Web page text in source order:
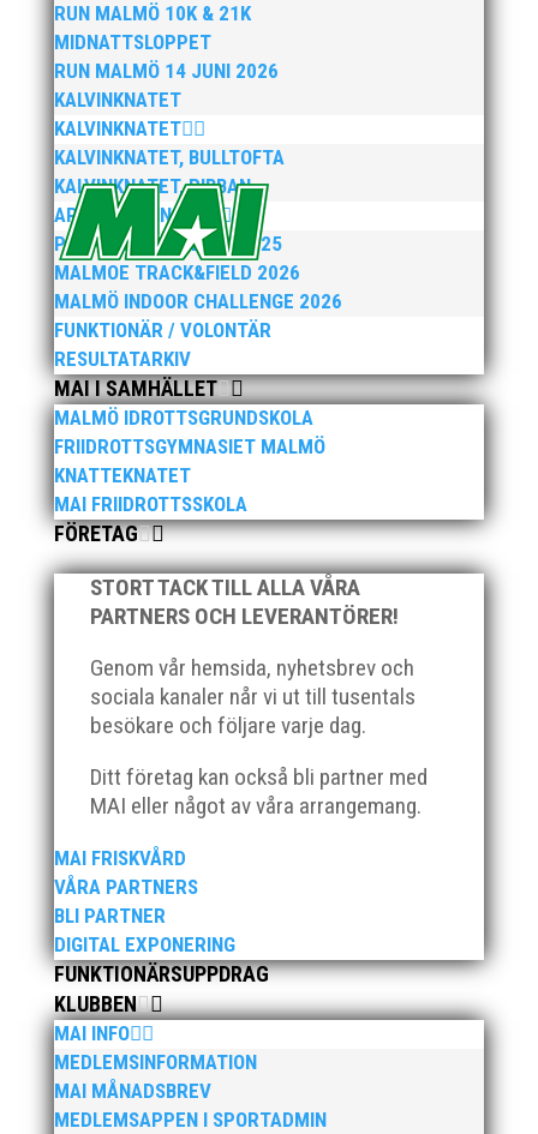
RUN MALMÖ 10K & 21K
MIDNATTSLOPPET
RUN MALMÖ 14 JUNI 2026
KALVINKNATET
KALVINKNATET
KALVINKNATET, BULLTOFTA
KALVINKNATET, RIBBAN
ARENATÄVLINGAR
PEPPARKAKSSPELEN 2025
MALMOE TRACK&FIELD 2026
MALMÖ INDOOR CHALLENGE 2026
FUNKTIONÄR / VOLONTÄR
RESULTATARKIV
MAI I SAMHÄLLET
MALMÖ IDROTTSGRUNDSKOLA
FRIIDROTTSGYMNASIET MALMÖ
KNATTEKNATET
MAI FRIIDROTTSSKOLA
FÖRETAG
STORT TACK TILL ALLA VÅRA
PARTNERS OCH LEVERANTÖRER!
Genom vår hemsida, nyhetsbrev och
sociala kanaler når vi ut till tusentals
besökare och följare varje dag.
Ditt företag kan också bli partner med
MAI eller något av våra arrangemang.
MAI FRISKVÅRD
VÅRA PARTNERS
BLI PARTNER
DIGITAL EXPONERING
FUNKTIONÄRSUPPDRAG
KLUBBEN
MAI INFO
MEDLEMSINFORMATION
MAI MÅNADSBREV
MEDLEMSAPPEN I SPORTADMIN